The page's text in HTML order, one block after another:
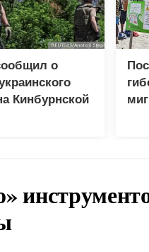
о
Кинбурнской